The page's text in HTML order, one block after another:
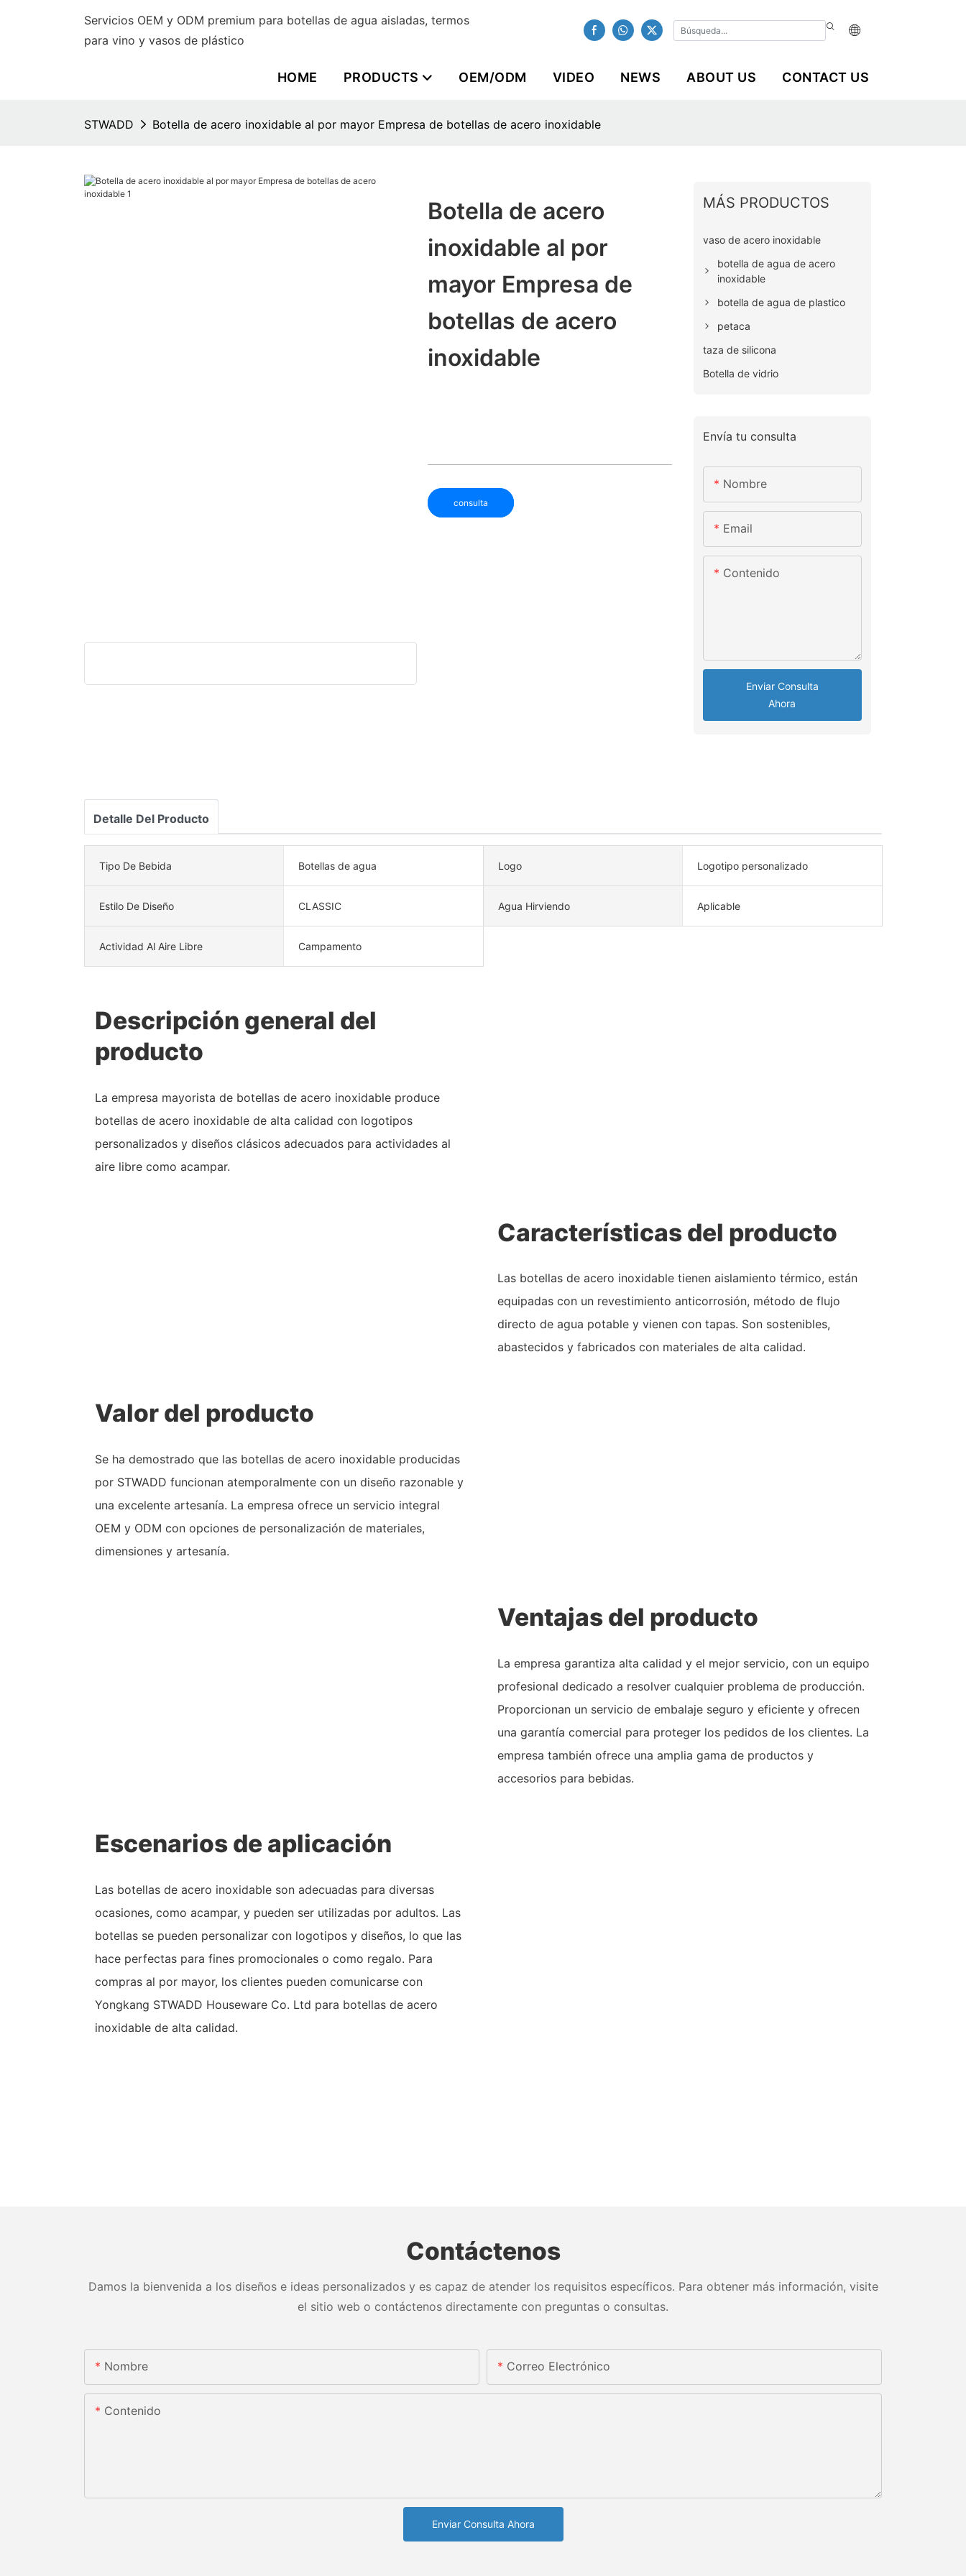
Servicios OEM y ODM premium para botellas de agua aisladas, termos
para vino y vasos de plástico
HOME PRODUCTS OEM/ODM VIDEO NEWS ABOUT US CONTACT US
STWADD Botella de acero inoxidable al por mayor Empresa de botellas de acero inoxidable
Botella de acero
inoxidable al por
mayor Empresa de
botellas de acero
inoxidable
consulta
MÁS PRODUCTOS
vaso de acero inoxidable
botella de agua de acero
inoxidable
botella de agua de plastico
petaca
taza de silicona
Botella de vidrio
Envía tu consulta
Nombre
Email
Contenido
Enviar Consulta
Ahora
Detalle Del Producto
Tipo De Bebida Botellas de agua Logo Logotipo personalizado
Estilo De Diseño CLASSIC Agua Hirviendo Aplicable
Actividad Al Aire Libre Campamento
Descripción general del
producto
La empresa mayorista de botellas de acero inoxidable produce
botellas de acero inoxidable de alta calidad con logotipos
personalizados y diseños clásicos adecuados para actividades al
aire libre como acampar.
Características del producto
Las botellas de acero inoxidable tienen aislamiento térmico, están
equipadas con un revestimiento anticorrosión, método de flujo
directo de agua potable y vienen con tapas. Son sostenibles,
abastecidos y fabricados con materiales de alta calidad.
Valor del producto
Se ha demostrado que las botellas de acero inoxidable producidas
por STWADD funcionan atemporalmente con un diseño razonable y
una excelente artesanía. La empresa ofrece un servicio integral
OEM y ODM con opciones de personalización de materiales,
dimensiones y artesanía.
Ventajas del producto
La empresa garantiza alta calidad y el mejor servicio, con un equipo
profesional dedicado a resolver cualquier problema de producción.
Proporcionan un servicio de embalaje seguro y eficiente y ofrecen
una garantía comercial para proteger los pedidos de los clientes. La
empresa también ofrece una amplia gama de productos y
accesorios para bebidas.
Escenarios de aplicación
Las botellas de acero inoxidable son adecuadas para diversas
ocasiones, como acampar, y pueden ser utilizadas por adultos. Las
botellas se pueden personalizar con logotipos y diseños, lo que las
hace perfectas para fines promocionales o como regalo. Para
compras al por mayor, los clientes pueden comunicarse con
Yongkang STWADD Houseware Co. Ltd para botellas de acero
inoxidable de alta calidad.
Contáctenos
Damos la bienvenida a los diseños e ideas personalizados y es capaz de atender los requisitos específicos. Para obtener más información, visite
el sitio web o contáctenos directamente con preguntas o consultas.
Nombre Correo Electrónico
Contenido
Enviar Consulta Ahora